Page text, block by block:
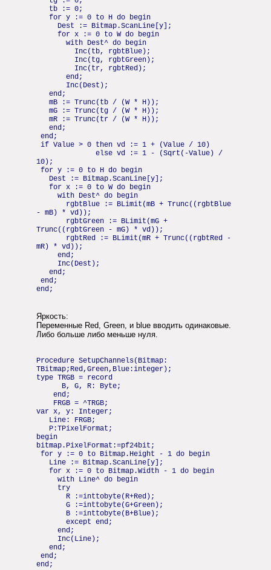
tb := 0;
for y := 0 to H do begin
Dest := Bitmap.ScanLine[y];
for x := 0 to W do begin
with Dest^ do begin
Inc(tb, rgbtBlue);
Inc(tg, rgbtGreen);
Inc(tr, rgbtRed);
end;
Inc(Dest);
end;
mB := Trunc(tb / (W * H));
mG := Trunc(tg / (W * H));
mR := Trunc(tr / (W * H));
end;
end;
if Value > 0 then vd := 1 + (Value / 10)
else vd := 1 - (Sqrt(-Value) /
10);
for y := 0 to H do begin
Dest := Bitmap.ScanLine[y];
for x := 0 to W do begin
with Dest^ do begin
rgbtBlue := BLimit(mB + Trunc((rgbtBlue
- mB) * vd));
rgbtGreen := BLimit(mG +
Trunc((rgbtGreen - mG) * vd));
rgbtRed := BLimit(mR + Trunc((rgbtRed -
mR) * vd));
end;
Inc(Dest);
end;
end;
end;
Яркость:
Переменные Red, Green, и blue вводить одинаковые.
Либо больше либо меньше нуля.
Procedure SetupChannels(Bitmap:
TBitmap;Red,Green,Blue:integer);
type TRGB = record
B, G, R: Byte;
end;
FRGB = ^TRGB;
var x, y: Integer;
Line: FRGB;
P:TPixelFormat;
begin
bitmap.PixelFormat:=pf24bit;
for y := 0 to Bitmap.Height - 1 do begin
Line := Bitmap.ScanLine[y];
for x := 0 to Bitmap.Width - 1 do begin
with Line^ do begin
try
R :=inttobyte(R+Red);
G :=inttobyte(G+Green);
B :=inttobyte(B+Blue);
except end;
end;
Inc(Line);
end;
end;
end;